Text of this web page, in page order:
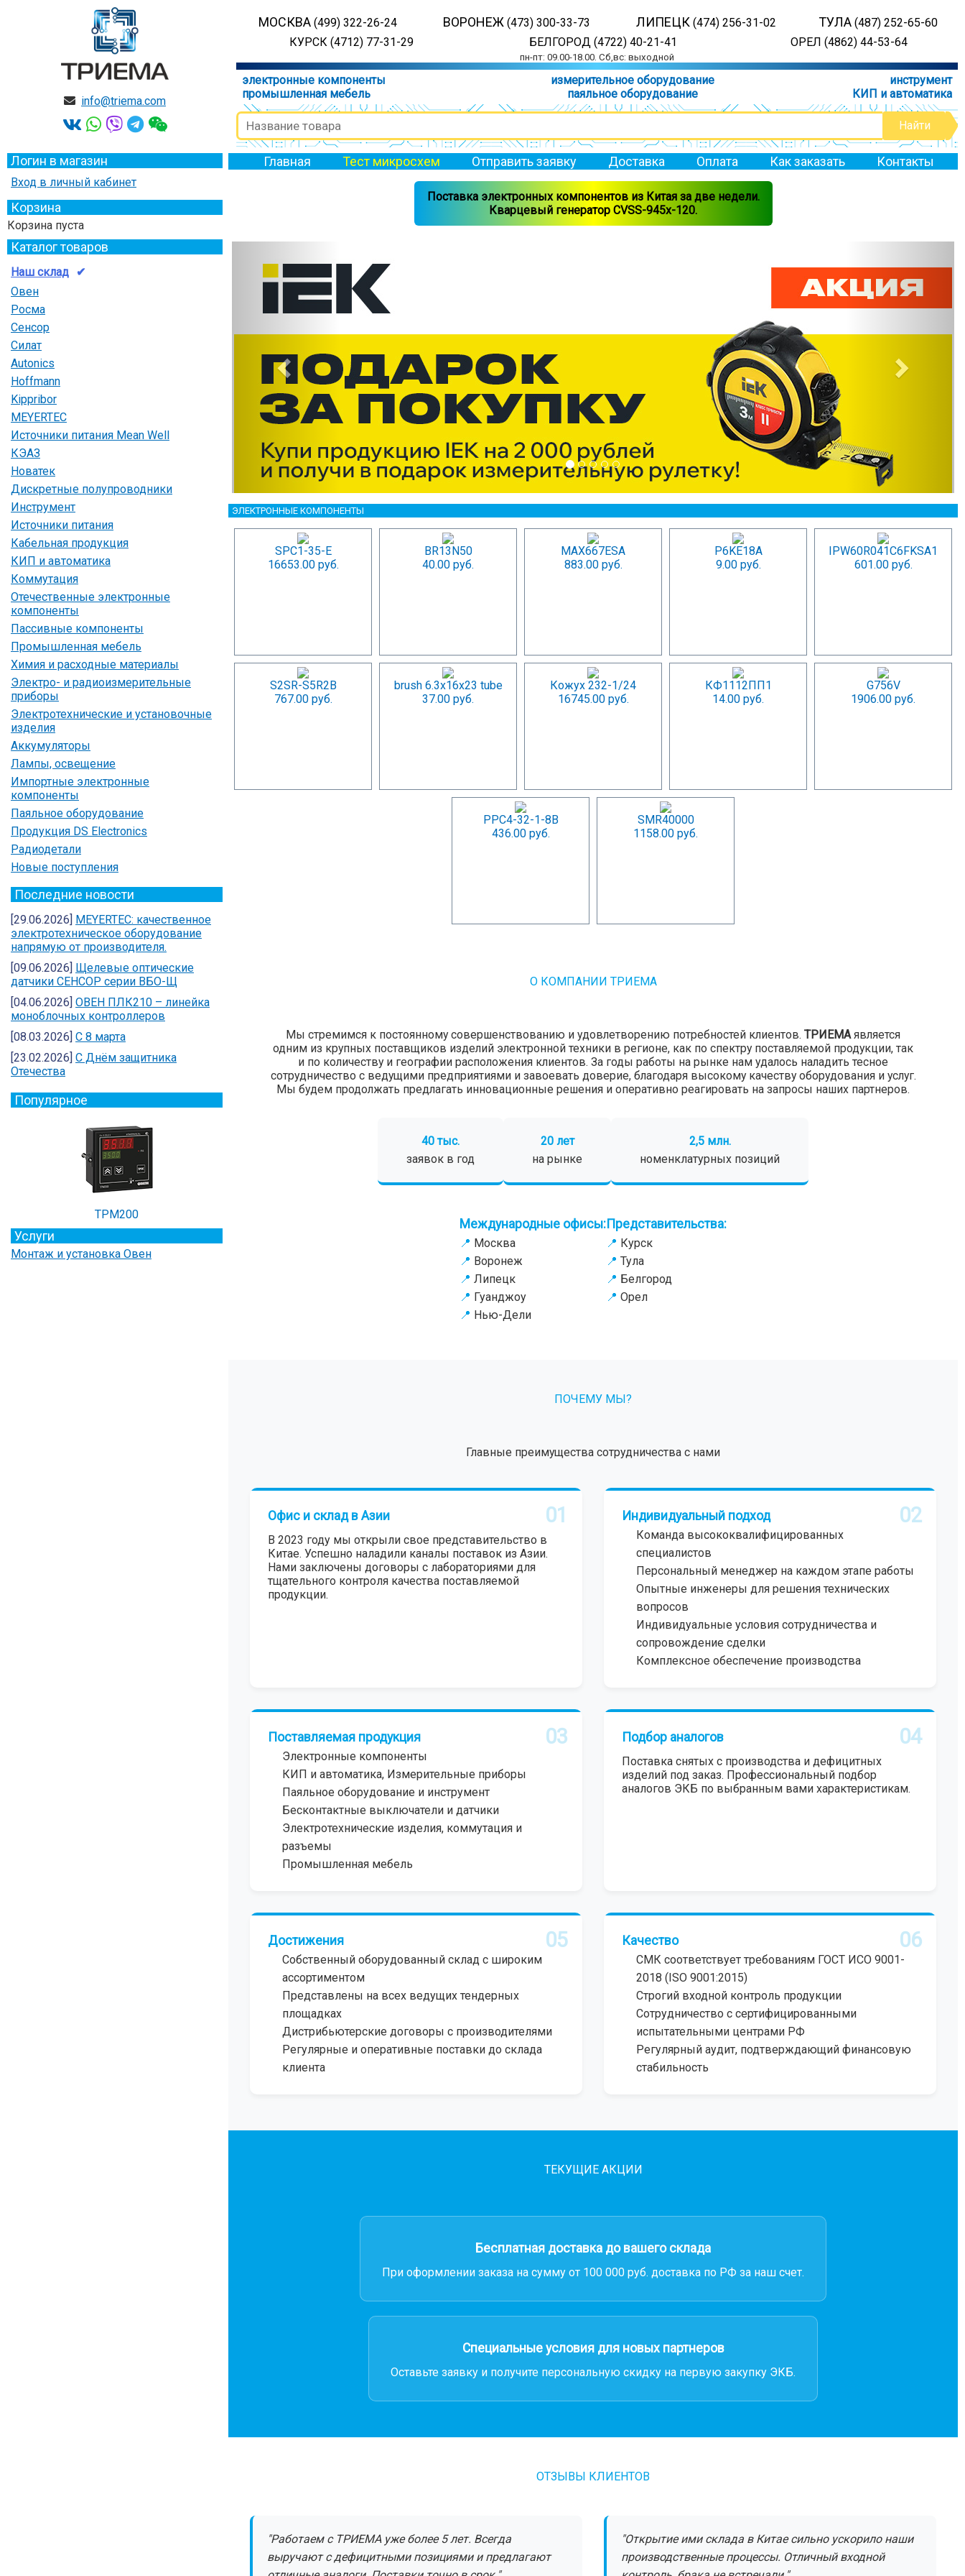
info@triema.com
МОСКВА (499) 322-26-24 ВОРОНЕЖ (473) 300-33-73 ЛИПЕЦК (474) 256-31-02 ТУЛА (487) 252-65-60
КУРСК (4712) 77-31-29
БЕЛГОРОД (4722) 40-21-41 ОРЕЛ (4862) 44-53-64
пн-пт: 09.00-18.00. Сб,вс: выходной
электронные компоненты измерительное оборудование
инструмент
промышленная мебель
паяльное оборудование КИП и автоматика
Логин в магазин
Вход в личный кабинет
Корзина
Корзина пуста
Каталог товаров
Наш склад
Овен
Росма
Сенсор
Силат
Autonics
Hoffmann
Kippribor
MEYERTEC
Источники питания Mean Well
КЭАЗ
Новатек
Дискретные полупроводники
Инструмент
Источники питания
Кабельная продукция
КИП и автоматика
Коммутация
Отечественные электронные
компоненты
Пассивные компоненты
Промышленная мебель
Химия и расходные материалы
Электро- и радиоизмерительные
приборы
Электротехнические и установочные
изделия
Аккумуляторы
Лампы, освещение
Импортные электронные
компоненты
Паяльное оборудование
Продукция DS Electronics
Радиодетали
Новые поступления
Последние новости
[29.06.2026] MEYERTEC: качественное
электротехническое оборудование
напрямую от производителя.
[09.06.2026] Щелевые оптические
датчики СЕНСОР серии ВБО-Щ
[04.06.2026] ОВЕН ПЛК210 – линейка
моноблочных контроллеров
[08.03.2026] С 8 марта
[23.02.2026] C Днём защитника
Отечества
Популярное
ТРМ200
Услуги
Монтаж и установка Овен
Главная Тест микросхем Отправить заявку Доставка Оплата Как заказать Контакты
Поставка электронных компонентов из Китая за две недели.
Кварцевый генератор CVSS-945x-120.
ЭЛЕКТРОННЫЕ КОМПОНЕНТЫ
SPC1-35-E
16653.00 руб.
BR13N50
40.00 руб.
MAX667ESA
883.00 руб.
P6KE18A
9.00 руб.
IPW60R041C6FKSA1
601.00 руб.
S2SR-S5R2B
767.00 руб.
brush 6.3x16x23 tube
37.00 руб.
Кожух 232-1/24
16745.00 руб.
КФ1112ПП1
14.00 руб.
G756V
1906.00 руб.
РРС4-32-1-8В
436.00 руб.
SMR40000
1158.00 руб.
О КОМПАНИИ ТРИЕМА
Мы стремимся к постоянному совершенствованию и удовлетворению потребностей клиентов. ТРИЕМАявляется
одним из крупных поставщиков изделий электронной техники в регионе, как по спектру поставляемой продукции, так
и по количеству и географии расположения клиентов. За годы работы на рынке нам удалось наладить тесное
сотрудничество с ведущими предприятиями и завоевать доверие, благодаря высокому качеству оборудования и услуг.
Мы будем продолжать предлагать инновационные решения и оперативно реагировать на запросы наших партнеров.
40 тыс.
заявок в год
20 лет
на рынке
2,5 млн.
номенклатурных позиций
Международные офисы:
Москва
Воронеж
Липецк
Гуанджоу
Нью-Дели
Представительства:
Курск
Тула
Белгород
Орел
ПОЧЕМУ МЫ?
Главные преимущества сотрудничества с нами
Офис и склад в Азии 01
В 2023 году мы открыли свое представительство в
Китае. Успешно наладили каналы поставок из Азии.
Нами заключены договоры с лабораториями для
тщательного контроля качества поставляемой
продукции.
Индивидуальный подход 02
Команда высококвалифицированных
специалистов
Персональный менеджер на каждом этапе работы
Опытные инженеры для решения технических
вопросов
Индивидуальные условия сотрудничества и
сопровождение сделки
Комплексное обеспечение производства
Поставляемая продукция 03
Электронные компоненты
КИП и автоматика, Измерительные приборы
Паяльное оборудование и инструмент
Бесконтактные выключатели и датчики
Электротехнические изделия, коммутация и
разъемы
Промышленная мебель
Подбор аналогов 04
Поставка снятых с производства и дефицитных
изделий под заказ. Профессиональный подбор
аналогов ЭКБ по выбранным вами характеристикам.
Достижения 05
Собственный оборудованный склад с широким
ассортиментом
Представлены на всех ведущих тендерных
площадках
Дистрибьютерские договоры с производителями
Регулярные и оперативные поставки до склада
клиента
Качество 06
СМК соответствует требованиям ГОСТ ИСО 9001-
2018 (ISO 9001:2015)
Строгий входной контроль продукции
Сотрудничество с сертифицированными
испытательными центрами РФ
Регулярный аудит, подтверждающий финансовую
стабильность
ТЕКУЩИЕ АКЦИИ
Бесплатная доставка до вашего склада
При оформлении заказа на сумму от 100 000 руб. доставка по РФ за наш счет.
Специальные условия для новых партнеров
Оставьте заявку и получите персональную скидку на первую закупку ЭКБ.
ОТЗЫВЫ КЛИЕНТОВ
"Работаем с ТРИЕМА уже более 5 лет. Всегда
выручают с дефицитными позициями и предлагают
"Открытие ими склада в Китае сильно ускорило наши
производственные процессы. Отличный входной